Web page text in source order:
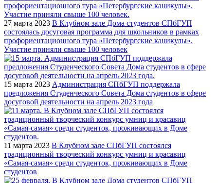
27 марта 2023 В Клубном зале Дома студентов СПбГУП
состоялась досуговая программа для школьников в рамках
профориентационного тура «Петербургские каникулы».
Участие приняли свыше 100 человек
15 марта 2023 Администрация СПбГУП поддержала
предложения Студенческого Совета Дома студентов в сфере
досуговой деятельности на апрель 2023 года
11 марта 2023 В Клубном зале СПбГУП состоялся
традиционный творческий конкурс умниц и красавиц
«Самая-самая» среди студенток, проживающих в Доме
студентов